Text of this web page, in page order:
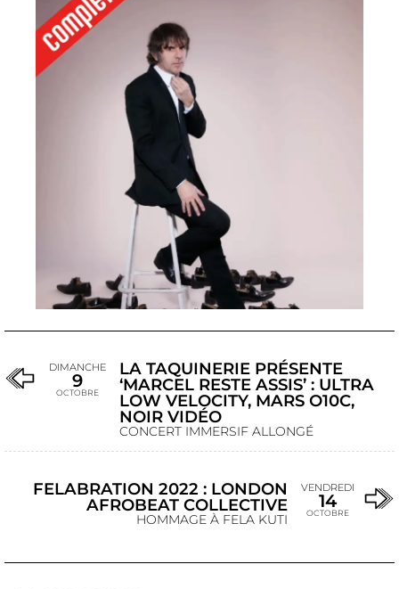
DIMANCHE
9
OCTOBRE
LA TAQUINERIE PRÉSENTE
‘MARCEL RESTE ASSIS’ : ULTRA
LOW VELOCITY, MARS O10C,
NOIR VIDÉO
CONCERT IMMERSIF ALLONGÉ
FELABRATION 2022 : LONDON
AFROBEAT COLLECTIVE
HOMMAGE À FELA KUTI
VENDREDI
14
OCTOBRE